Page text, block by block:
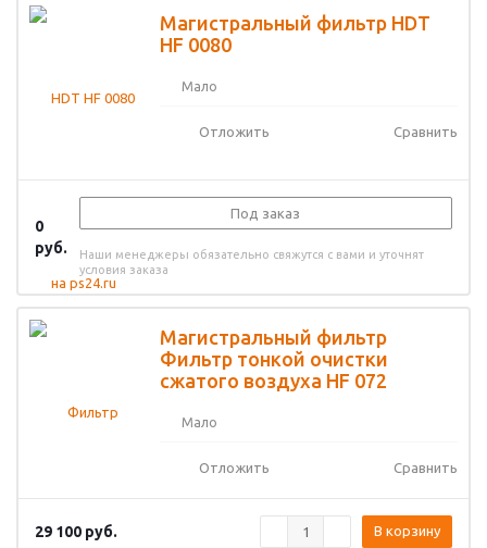
Магистральный фильтр HDT
HF 0080
Мало
Отложить Сравнить
0
руб.
Под заказ
Наши менеджеры обязательно свяжутся с вами и уточнят
условия заказа
Магистральный фильтр
Фильтр тонкой очистки
сжатого воздуха HF 072
Мало
Отложить Сравнить
29 100 руб. В корзину